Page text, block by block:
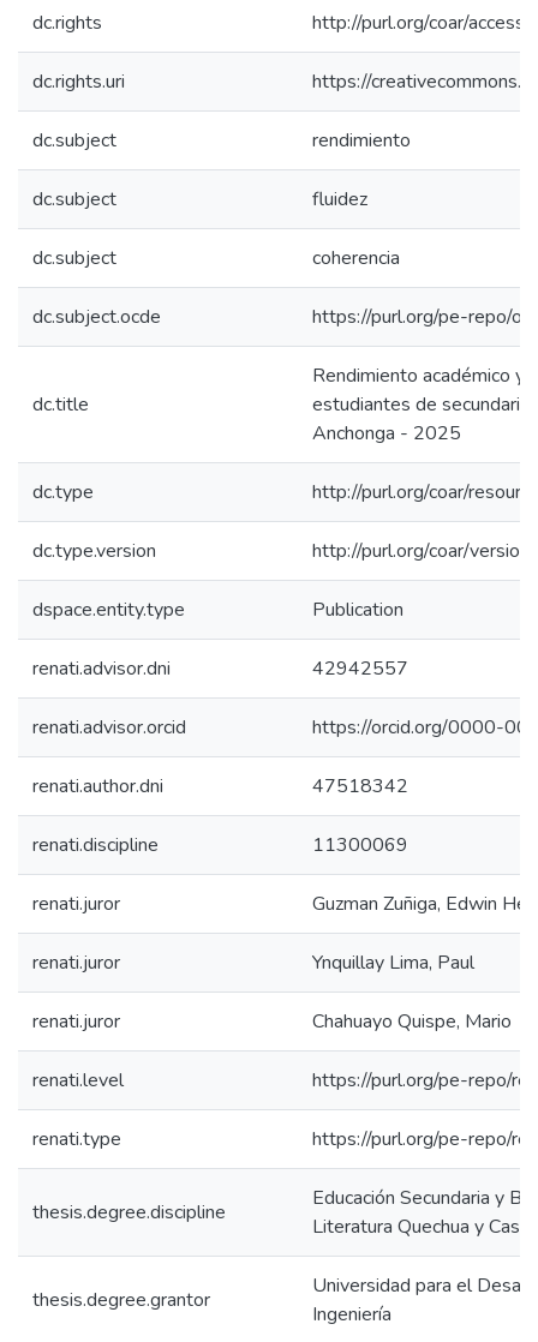
dc.rights http://purl.org/coar/
dc.rights.uri https://
dc.subject rendimiento
dc.subject fluidez
dc.subject coherencia
dc.subject.ocde https://purl.org/pe-repo/
dc.title
Rendimiento académico y
estudiantes de secundaria
Anchonga - 2025
dc.type http://purl.org/coar/
dc.type.version http://purl.org/coar/
dspace.entity.type Publication
renati.advisor.dni 42942557
renati.advisor.orcid https://orcid.org/0000-
renati.author.dni 47518342
renati.discipline 11300069
renati.juror Guzman Zuñiga, Edwin
renati.juror Ynquillay Lima, Paul
renati.juror Chahuayo Quispe, Mario
renati.level https://purl.org/pe-repo/
renati.type https://purl.org/pe-repo/
thesis.degree.discipline
Educación Secundaria y
Literatura Quechua y
thesis.degree.grantor
Universidad para el
Ingeniería